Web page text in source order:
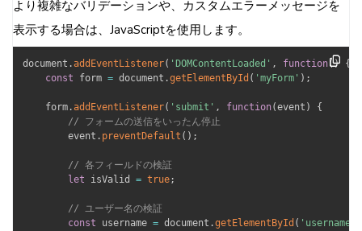
より複雑なバリデーションや、カスタムエラーメッセージを
表示する場合は、JavaScriptを使用します。
document .addEventListener( 'DOMContentLoaded' , function() {
const form = document .getElementById ( 'myForm' ) ;
    form
.addEventListener( 'submit' , function(event )
{
// フォームの送信をいったん停止
        event
. preventDefault ( ) ;
// 各フィールドの検証
let isValid = true;
// ユーザー名の検証
const username = document .getElementById ( 'username'